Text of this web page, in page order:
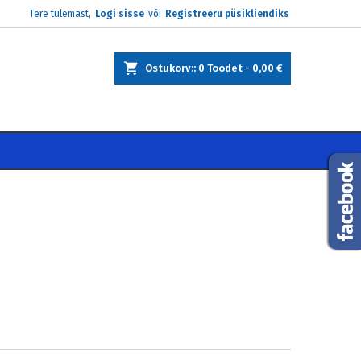
Tere tulemast, Logi sisse või Registreeru püsikliendiks
Ostukorv: 0 Toodet - 0,00 €